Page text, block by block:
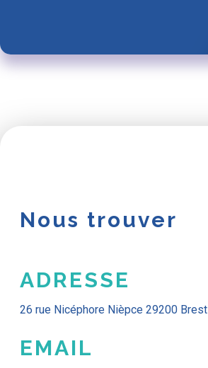
Nous trouver
ADRESSE
26 rue Nicéphore Nièpce 29200 Brest
EMAIL